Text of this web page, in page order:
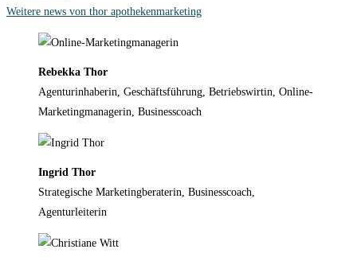
Weitere news von thor apothekenmarketing
Rebekka Thor
Agenturinhaberin, Geschäftsführung, Betriebswirtin, Online-
Marketingmanagerin, Businesscoach
Ingrid Thor
Strategische Marketingberaterin, Businesscoach,
Agenturleiterin